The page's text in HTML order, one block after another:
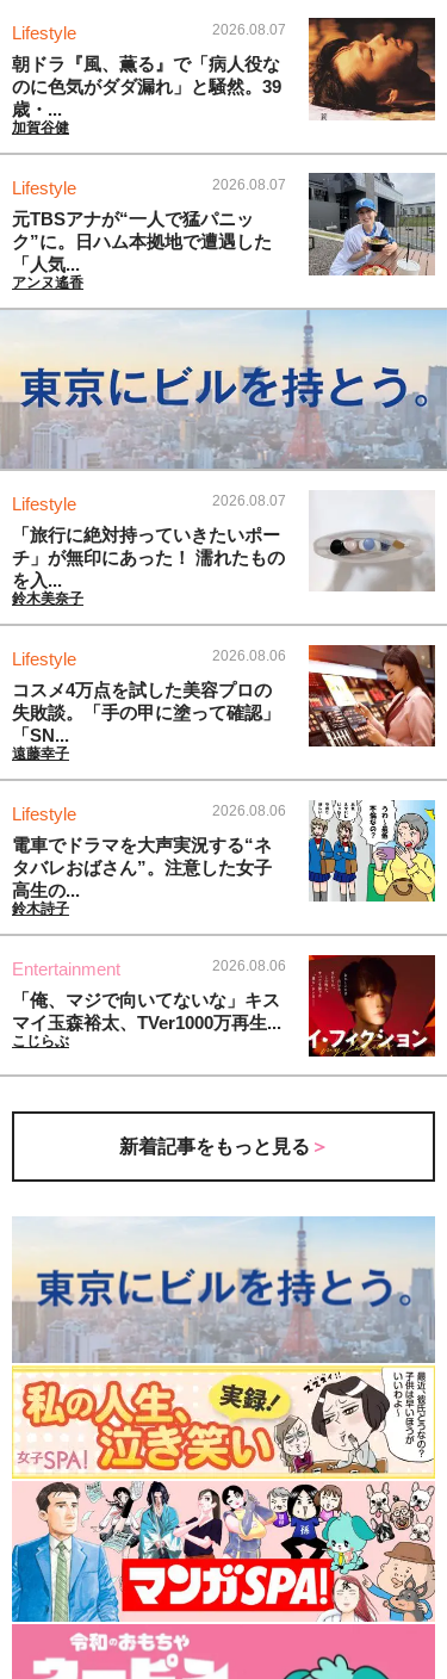
Lifestyle 2026.08.07
朝ドラ『風、薫る』で「病人役な
のに色気がダダ漏れ」と騒然。39
歳・...
加賀谷健
Lifestyle 2026.08.07
元TBSアナが“一人で猛パニッ
ク”に。日ハム本拠地で遭遇した
「人気...
アンヌ遙香
Lifestyle 2026.08.07
「旅行に絶対持っていきたいポー
チ」が無印にあった！ 濡れたもの
を入...
鈴木美奈子
Lifestyle 2026.08.06
コスメ4万点を試した美容プロの
失敗談。「手の甲に塗って確認」
「SN...
遠藤幸子
Lifestyle 2026.08.06
電車でドラマを大声実況する“ネ
タバレおばさん”。注意した女子
高生の...
鈴木詩子
Entertainment 2026.08.06
「俺、マジで向いてないな」キス
マイ玉森裕太、TVer1000万再生...
こじらぶ
新着記事をもっと見る